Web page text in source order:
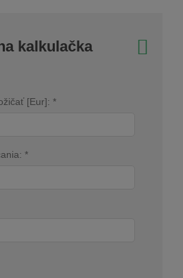
kalkulačka
[Eur]: *
*